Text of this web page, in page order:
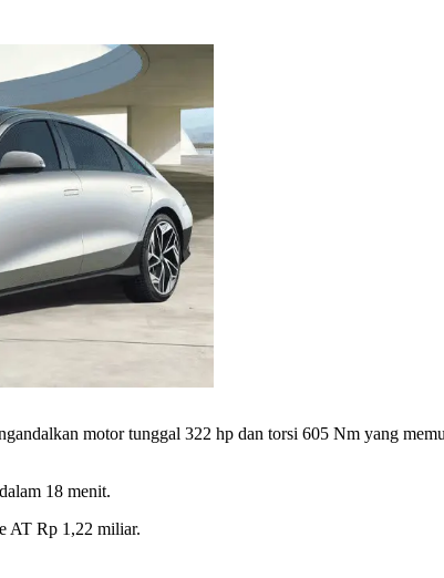
motor tunggal 322 hp dan torsi 605 Nm yang
18 menit.
AT Rp 1,22 miliar.